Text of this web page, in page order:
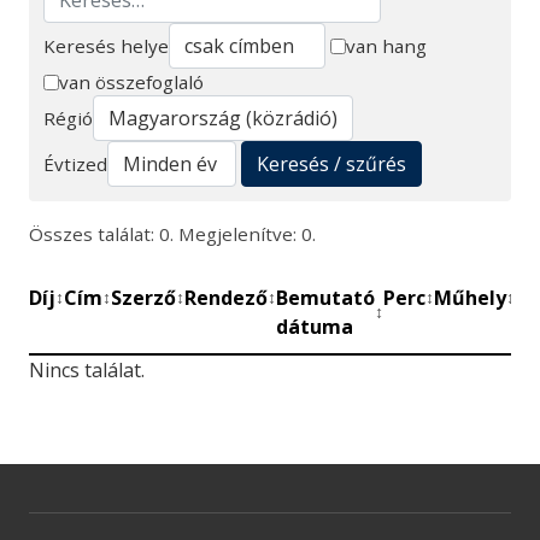
Keresés
Keresés helye
van hang
van összefoglaló
Régió
Évtized
Keresés / szűrés
Összes találat: 0. Megjelenítve: 0.
Díj↕Cím↕Szerző↕Rendező↕Bemutató
dátuma
↕
Perc↕Műhely↕
Nincs találat.